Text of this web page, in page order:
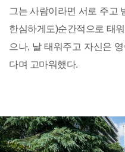
그는 사람이라면 서로 주고
한심하게도)순간적으로 태
으나, 날 태워주고 자신은
다며 고마워했다.